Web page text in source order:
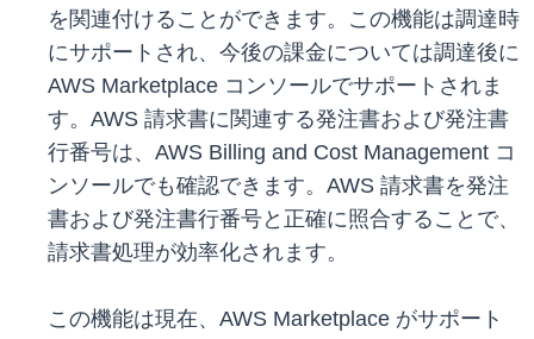
を関連付けることができます。この機能は調達時
にサポートされ、今後の課金については調達後に
AWS Marketplace コンソールでサポートされま
す。AWS 請求書に関連する発注書および発注書
行番号は、AWS Billing and Cost Management コ
ンソールでも確認できます。AWS 請求書を発注
書および発注書行番号と正確に照合することで、
請求書処理が効率化されます。
この機能は現在、AWS Marketplace がサポート